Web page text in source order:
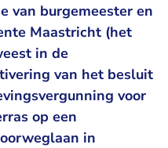
van burgemeester en
Maastricht (het
in de
van het besluit
voor
op een
in